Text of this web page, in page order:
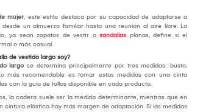
mujer, este estilo destaca por su capacidad de adaptarse a
desde un almuerzo familiar hasta una reunión al aire libre. La
ya sean zapatos de vestir osandalias planas, define si el
o más casual.
de vestido largo soy?
largo se determina principalmente por tres medidas: busto,
más recomendable es tomar estas medidas con una cinta
con la guía de tallas disponible en cada producto.
la cadera suele ser la medida determinante, mientras que en
cintura elástica hay más margen de adaptación. Si las medidas